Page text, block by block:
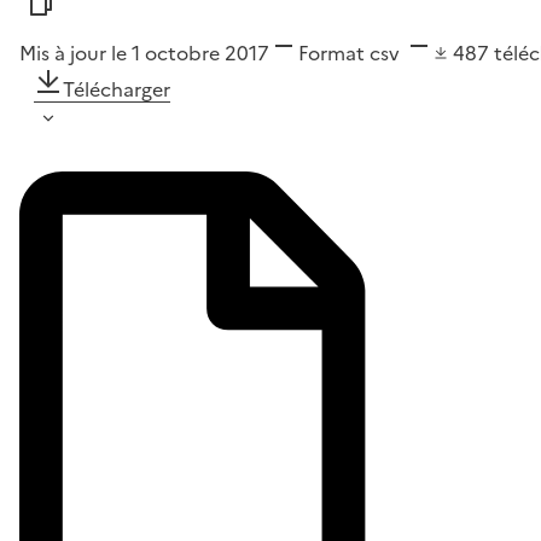
Mis à jour le 1 octobre 2017 Format csv 487
Télécharger